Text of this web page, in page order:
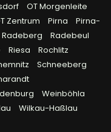
OT Morgenleite
Zentrum Pirna
Pirna-
Radeberg
Radebeul
Riesa
Rochlitz
Schneeberg
Weinböhla
Wilkau-Haßlau